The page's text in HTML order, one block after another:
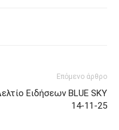
Επόμενο άρθρο
Ειδήσεων BLUE SKY
14-11-25